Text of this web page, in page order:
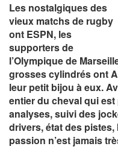
Les nostalgiques des
vieux matchs de rugby
ont ESPN, les
supporters de
l’Olympique de
grosses cylindrés ont
leur petit bijou à eux.
entier du cheval qui
analyses, suivi des
drivers, état des
passion n’est jamais